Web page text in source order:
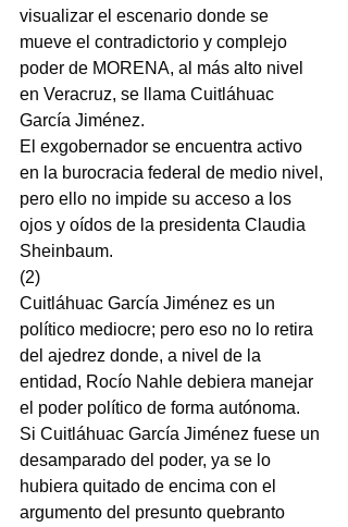
visualizar el escenario donde se
mueve el contradictorio y complejo
poder de MORENA, al más alto nivel
en Veracruz, se llama Cuitláhuac
García Jiménez.
El exgobernador se encuentra activo
en la burocracia federal de medio nivel,
pero ello no impide su acceso a los
ojos y oídos de la presidenta Claudia
Sheinbaum.
(2)
Cuitláhuac García Jiménez es un
político mediocre; pero eso no lo retira
del ajedrez donde, a nivel de la
entidad, Rocío Nahle debiera manejar
el poder político de forma autónoma.
Si Cuitláhuac García Jiménez fuese un
desamparado del poder, ya se lo
hubiera quitado de encima con el
argumento del presunto quebranto